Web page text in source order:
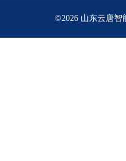
©2026 山东云唐